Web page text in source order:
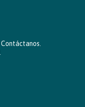
Contáctanos